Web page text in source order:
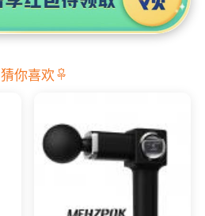
猜你喜欢